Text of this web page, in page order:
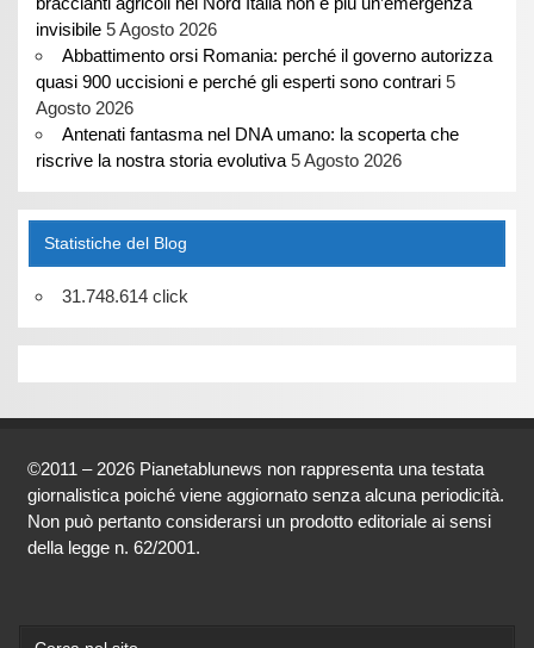
invisibile 5 Agosto 2026
Abbattimento orsi Romania: perché il governo autorizza
quasi 900 uccisioni e perché gli esperti sono contrari 5
Agosto 2026
Antenati fantasma nel DNA umano: la scoperta che
riscrive la nostra storia evolutiva 5 Agosto 2026
Statistiche del Blog
31.748.614 click
©2011 – 2026 Pianetablunews non rappresenta una testata
giornalistica poiché viene aggiornato senza alcuna periodicità.
Non può pertanto considerarsi un prodotto editoriale ai sensi
della legge n. 62/2001.